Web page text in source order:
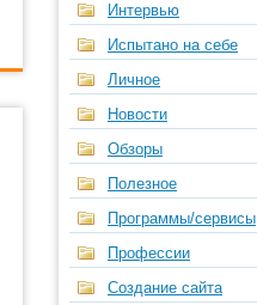
Интервью
Испытано на себе
Личное
Новости
Обзоры
Полезное
Программы/сервисы
Профессии
Создание сайта